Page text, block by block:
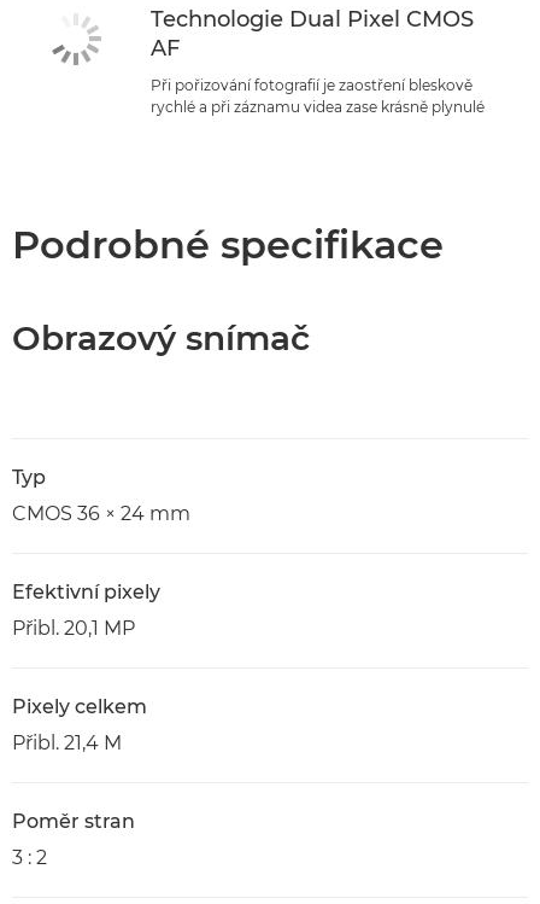
Technologie Dual Pixel CMOS
AF
Při pořizování fotografií je zaostření bleskově
rychlé a při záznamu videa zase krásně plynulé
Podrobné specifikace
Obrazový snímač
Typ
CMOS 36 × 24 mm
Efektivní pixely
Přibl. 20,1 MP
Pixely celkem
Přibl. 21,4 M
Poměr stran
3 : 2